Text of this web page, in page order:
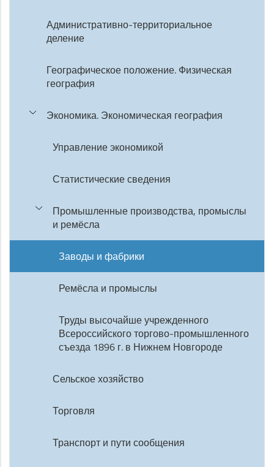
Административно-территориальное
деление
Географическое положение. Физическая
география
Экономика. Экономическая география
Управление экономикой
Статистические сведения
Промышленные производства, промыслы
и ремёсла
Заводы и фабрики
Ремёсла и промыслы
Труды высочайше учрежденного
Всероссийского торгово-промышленного
съезда 1896 г. в Нижнем Новгороде
Сельское хозяйство
Торговля
Транспорт и пути сообщения